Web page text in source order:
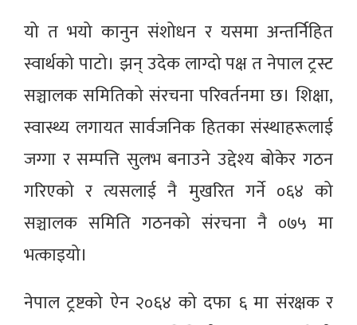
यो त भयो कानुन संशोधन र यसमा अन्तर्निहित
स्वार्थको पाटो। झन् उदेक लाग्दो पक्ष त नेपाल ट्रस्ट
सञ्चालक समितिको संरचना परिवर्तनमा छ। शिक्षा,
स्वास्थ्य लगायत सार्वजनिक हितका संस्थाहरूलाई
जग्गा र सम्पत्ति सुलभ बनाउने उद्देश्य बोकेर गठन
गरिएको र त्यसलाई नै मुखरित गर्ने ०६४ को
सञ्चालक समिति गठनको संरचना नै ०७५ मा
भत्काइयो।
नेपाल ट्रष्टको ऐन २०६४ को दफा ६ मा संरक्षक र